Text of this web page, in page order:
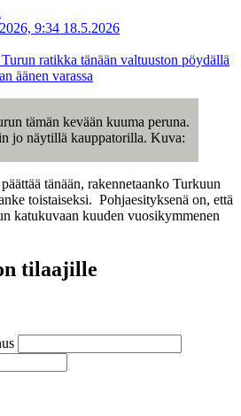
9:34 18.5.2026
ratikka tänään valtuuston pöydällä
äänen varassa
tämän kevään kuuma peruna.
jo näytillä kauppatorilla. Kuva:
tänään, rakennetaanko Turkuun
toistaiseksi. Pohjaesityksenä on, että
katukuvaan kuuden vuosikymmenen
tilaajille